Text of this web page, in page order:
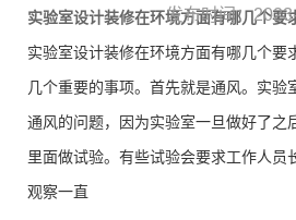
实验室设计装修在环境方面有哪几个要
实验室设计装修在环境方面有哪几个要
几个重要的事项。首先就是通风。实验
通风的问题，因为实验室一旦做好了之
里面做试验。有些试验会要求工作人员
观察一直
发布时间：